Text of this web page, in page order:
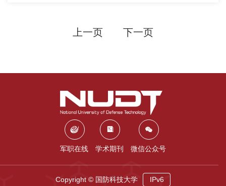
上一页 下一页
军职在线 学术期刊 微信公众号
Copyright © 国防科技大学 IPv6